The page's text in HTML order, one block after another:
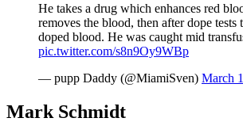
He takes a drug which enhances red
removes the blood, then after dope tests
doped blood. He was caught mid
pic.twitter.com/s8n9Oy9WBp
— pupp Daddy (@MiamiSven) March
Mark Schmidt